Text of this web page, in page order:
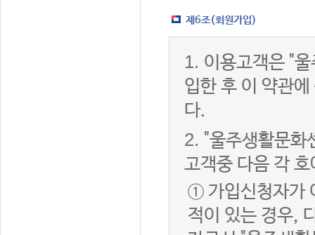
제6조(회원가입)
1. 이용고객은 "
입한 후 이 약관
다.
2. "울주생활문화
고객중 다음 각
① 가입신청자가
적이 있는 경우,